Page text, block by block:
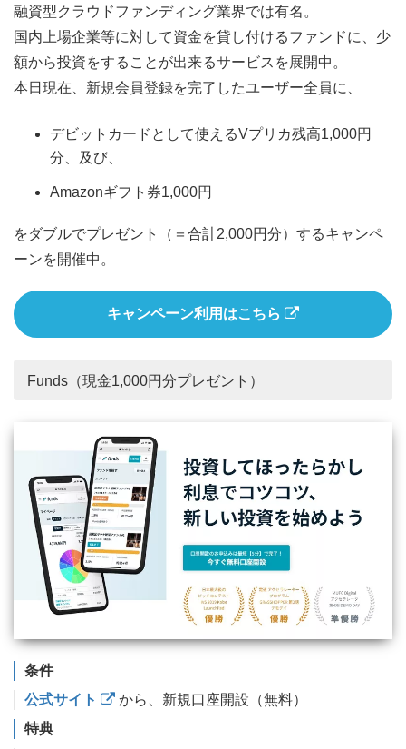
融資型クラウドファンディング業界では有名。
国内上場企業等に対して資金を貸し付けるファンドに、少
額から投資をすることが出来るサービスを展開中。
本日現在、新規会員登録を完了したユーザー全員に、
デビットカードとして使えるVプリカ残高1,000円
分、及び、
Amazonギフト券1,000円
をダブルでプレゼント（＝合計2,000円分）するキャンペ
ーンを開催中。
キャンペーン利用はこちら
Funds（現金1,000円分プレゼント）
条件
公式サイト
から、新規口座開設（無料）
特典